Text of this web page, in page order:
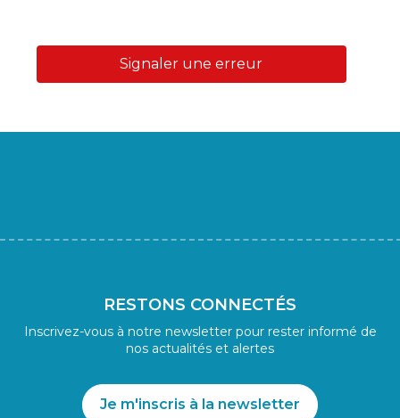
Signaler une erreur
RESTONS CONNECTÉS
Inscrivez-vous à notre newsletter pour rester informé de
nos actualités et alertes
Je m'inscris à la newsletter